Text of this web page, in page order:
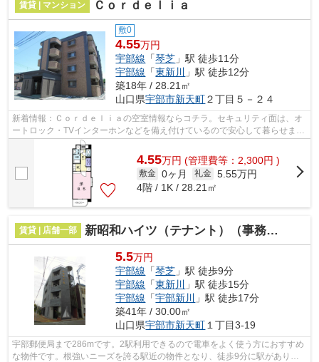
賃貸 | マンション Ｃｏｒｄｅｌｉａ
敷0
4.55万円
宇部線 「琴芝 」駅 徒歩11分
宇部線 「東新川
」駅 徒歩12分
築18年 / 28.21㎡
山口県宇部市新天町２丁目５－２４
新着情報：Ｃｏｒｄｅｌｉａの空室情報ならコチラ。セキュリティ面は、オ
ートロック・TVインターホンなどを備え付けているので安心して暮らせま
す。室内設備は浴室乾燥機・洗面所独立...
4.55万円 (管理費等：2,300円 )
敷金 0ヶ月 礼金 5.55万円
4階 / 1K / 28.21㎡
賃貸 | 店舗一部 新昭和ハイツ（テナント）（事務所）（倉庫）
5.5万円
宇部線 「琴芝 」駅 徒歩9分
宇部線 「東新川
」駅 徒歩15分
宇部線 「宇部新川
」駅 徒歩17分
築41年 / 30.00㎡
山口県宇部市新天町 １丁目3-19
宇部郵便局まで286mです。2駅利用できるので電車をよく使う方におすすめ
な物件です。根強いニーズを誇る駅近の物件となり、徒歩9分に駅がありま